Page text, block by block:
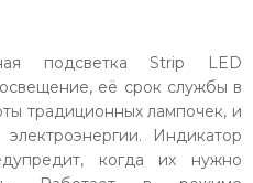
подсветка Strip LED
её срок службы в
традиционных лампочек, и
Индикатор
когда их нужно